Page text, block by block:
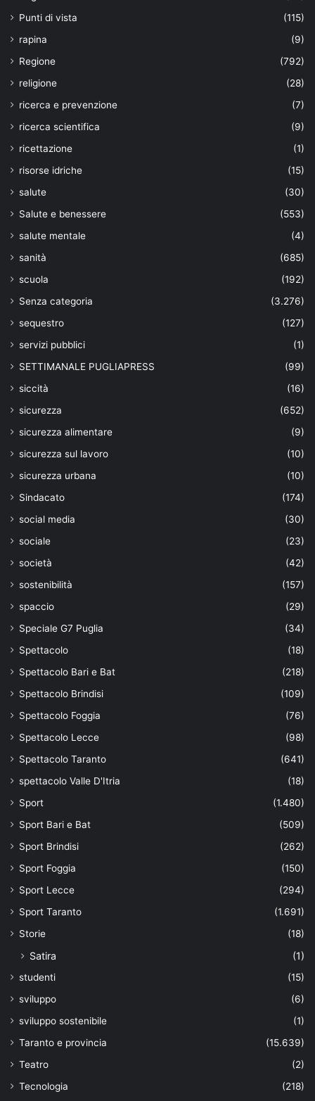
Punti di vista
(115)
rapina
(9)
Regione
(792)
religione
(28)
ricerca e prevenzione
(7)
ricerca scientifica
(9)
ricettazione
(1)
risorse idriche
(15)
salute
(30)
Salute e benessere
(553)
salute mentale
(4)
sanità
(685)
scuola
(192)
Senza categoria
(3.276)
sequestro
(127)
servizi pubblici
(1)
SETTIMANALE PUGLIAPRESS
(99)
siccità
(16)
sicurezza
(652)
sicurezza alimentare
(9)
sicurezza sul lavoro
(10)
sicurezza urbana
(10)
Sindacato
(174)
social media
(30)
sociale
(23)
società
(42)
sostenibilità
(157)
spaccio
(29)
Speciale G7 Puglia
(34)
Spettacolo
(18)
Spettacolo Bari e Bat
(218)
Spettacolo Brindisi
(109)
Spettacolo Foggia
(76)
Spettacolo Lecce
(98)
Spettacolo Taranto
(641)
spettacolo Valle D'Itria
(18)
Sport
(1.480)
Sport Bari e Bat
(509)
Sport Brindisi
(262)
Sport Foggia
(150)
Sport Lecce
(294)
Sport Taranto
(1.691)
Storie
(18)
Satira (1)
studenti
(15)
sviluppo
(6)
sviluppo sostenibile
(1)
Taranto e provincia
(15.639)
Teatro
(2)
Tecnologia
(218)